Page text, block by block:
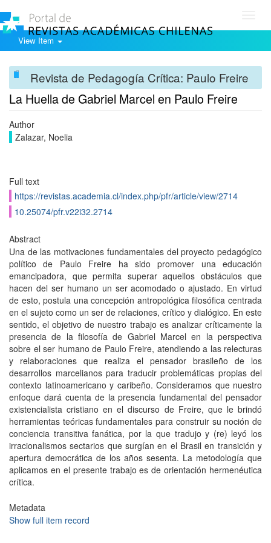
View Item
Revista de Pedagogía Crítica: Paulo Freire
La Huella de Gabriel Marcel en Paulo Freire
Author
Zalazar, Noelia
Full text
https://revistas.academia.cl/index.php/pfr/article/view/2714
10.25074/pfr.v22i32.2714
Abstract
Una de las motivaciones fundamentales del proyecto pedagógico
político de Paulo Freire ha sido promover una educación
emancipadora, que permita superar aquellos obstáculos que
hacen del ser humano un ser acomodado o ajustado. En virtud
de esto, postula una concepción antropológica filosófica centrada
en el sujeto como un ser de relaciones, crítico y dialógico. En este
sentido, el objetivo de nuestro trabajo es analizar críticamente la
presencia de la filosofía de Gabriel Marcel en la perspectiva
sobre el ser humano de Paulo Freire, atendiendo a las relecturas
y relaboraciones que realiza el pensador brasileño de los
desarrollos marcelianos para traducir problemáticas propias del
contexto latinoamericano y caribeño. Consideramos que nuestro
enfoque dará cuenta de la presencia fundamental del pensador
existencialista cristiano en el discurso de Freire, que le brindó
herramientas teóricas fundamentales para construir su noción de
conciencia transitiva fanática, por la que tradujo y (re) leyó los
irracionalismos sectarios que surgían en el Brasil en transición y
apertura democrática de los años sesenta. La metodología que
aplicamos en el presente trabajo es de orientación hermenéutica
crítica.
Metadata
Show full item record